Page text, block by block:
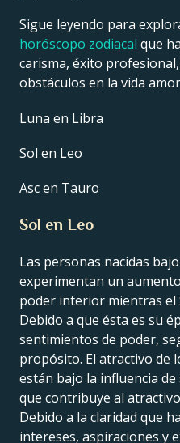
Sigue leyendo para
horóscopo zodiacal que
carisma, éxito profesional,
obstáculos en la vida
Luna en Libra
Sol en Leo
Asc en Tauro
Sol en Leo
Las personas nacidas bajo
experimentan un
poder interior mientras el
Debido a que ésta es su
sentimientos de poder,
propósito. El atractivo de
están bajo la influencia de
que contribuye al
Debido a la claridad que
intereses, aspiraciones y